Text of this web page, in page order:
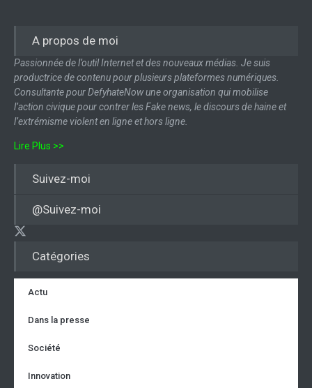
Catégories
Actu
Dans la presse
Société
Innovation
A propos de moi
Passionnée de l’outil Internet et des nouveaux médias. Je suis
productrice de contenu pour plusieurs plateformes numériques.
Consultante pour DefyhateNow une organisation qui mobilise
l’action civique pour contrer les Fake news, le discours de haine et
l’extrémisme violent en ligne et hors ligne.
Lire Plus >>
Suivez-moi
@Suivez-moi